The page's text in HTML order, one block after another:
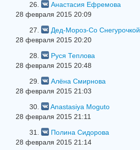
26.
Анастасия Ефремова
28 февраля 2015 20:09
27.
Дед-Мороз-Со Снегурочкой
28 февраля 2015 20:20
28.
Руся Теплова
28 февраля 2015 20:48
29.
Алёна Смирнова
28 февраля 2015 21:03
30.
Anastasiya Moguto
28 февраля 2015 21:11
31.
Полина Сидорова
28 февраля 2015 21:14